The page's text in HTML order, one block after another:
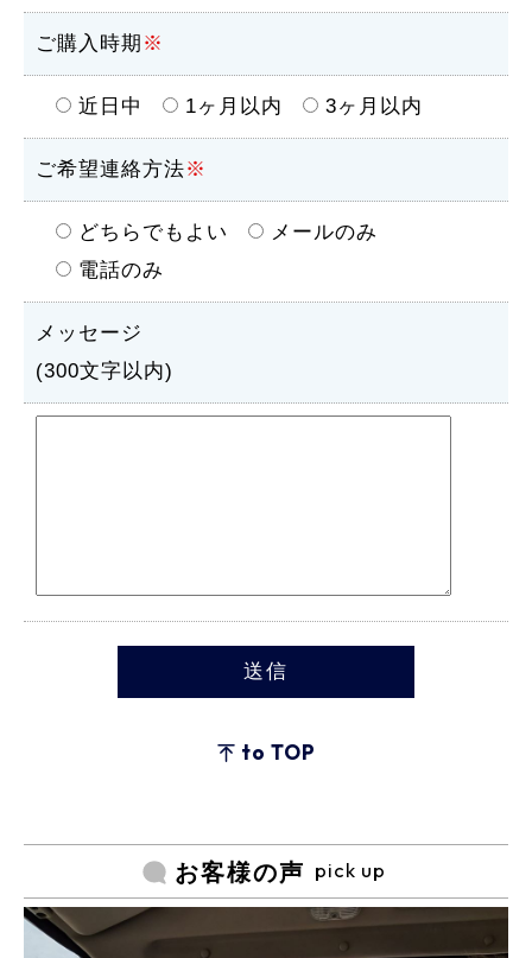
ご購入時期 ※
近日中 1ヶ月以内 3ヶ月以内
ご希望連絡方法※
どちらでもよい
メールのみ
電話のみ
メッセージ
(300文字以内)
to TOP
お客様の声 pick up